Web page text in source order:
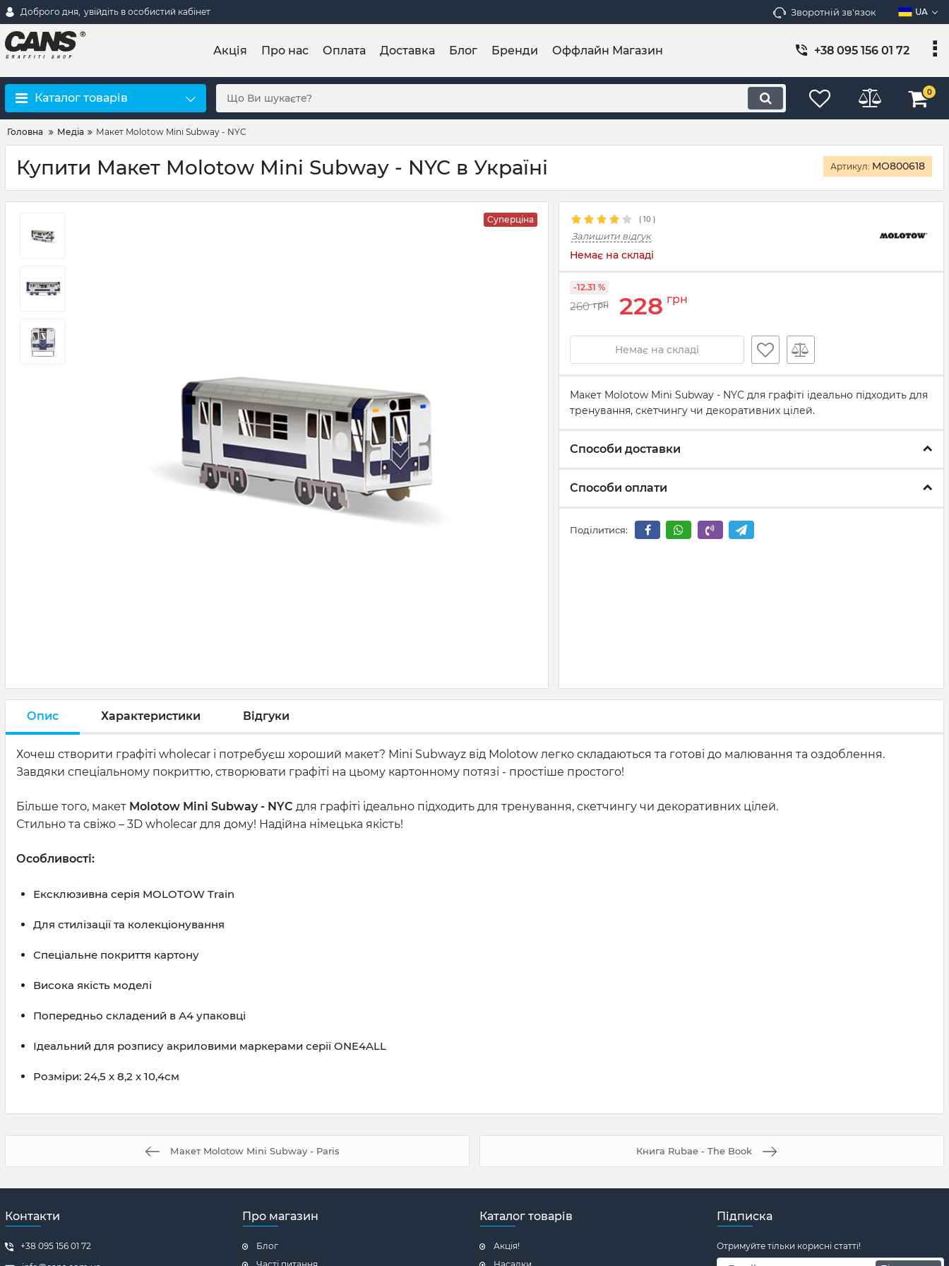
Доброго дня, увійдіть в особистий кабінет Зворотній зв'язок UA
Акція Про нас Оплата Доставка Блог Бренди Оффлайн Магазин +38 095 156 01 72
Каталог товарів 0
Головна Медіа Макет Molotow Mini Subway - NYC
Купити Макет Molotow Mini Subway - NYC в Україні Артикул: MO800618
Суперціна ( 10 )
Залишити відгук
Немає на складі
260 грн 228 грн
-12.31 %
Немає на складі
Макет Molotow Mini Subway - NYC для графіті ідеально підходить для
тренування, скетчингу чи декоративних цілей.
Способи доставки
Способи оплати
Поділитися:
Опис Характеристики Відгуки
Хочеш створити графіті wholecar і потребуєш хороший макет? Mini Subwayz від Molotow легко складаються та готові до малювання та оздоблення.
Завдяки спеціальному покриттю, створювати графіті на цьому картонному потязі - простіше простого!
Більше того, макет Molotow Mini Subway - NYC для графіті ідеально підходить для тренування, скетчингу чи декоративних цілей.
Стильно та свіжо – 3D wholecar для дому! Надійна німецька якість!
Особливості:
Ексклюзивна серія MOLOTOW Train
Для стилізації та колекціонування
Спеціальне покриття картону
Висока якість моделі
Попередньо складений в А4 упаковці
Ідеальний для розпису акриловими маркерами серії ONE4ALL
Розміри: 24,5 x 8,2 x 10,4см
Макет Molotow Mini Subway - Paris Книга Rubae - The Book
Контакти
+38 095 156 01 72
Про магазин
Блог
Каталог товарів
Акція!
Підписка
Отримуйте тільки корисні статті!